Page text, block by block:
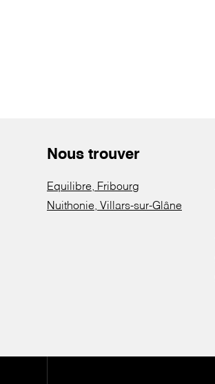
Nous trouver
Equilibre, Fribourg
Nuithonie, Villars-sur-Glâne